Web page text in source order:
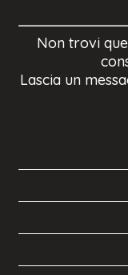
Non trovi
Lascia un